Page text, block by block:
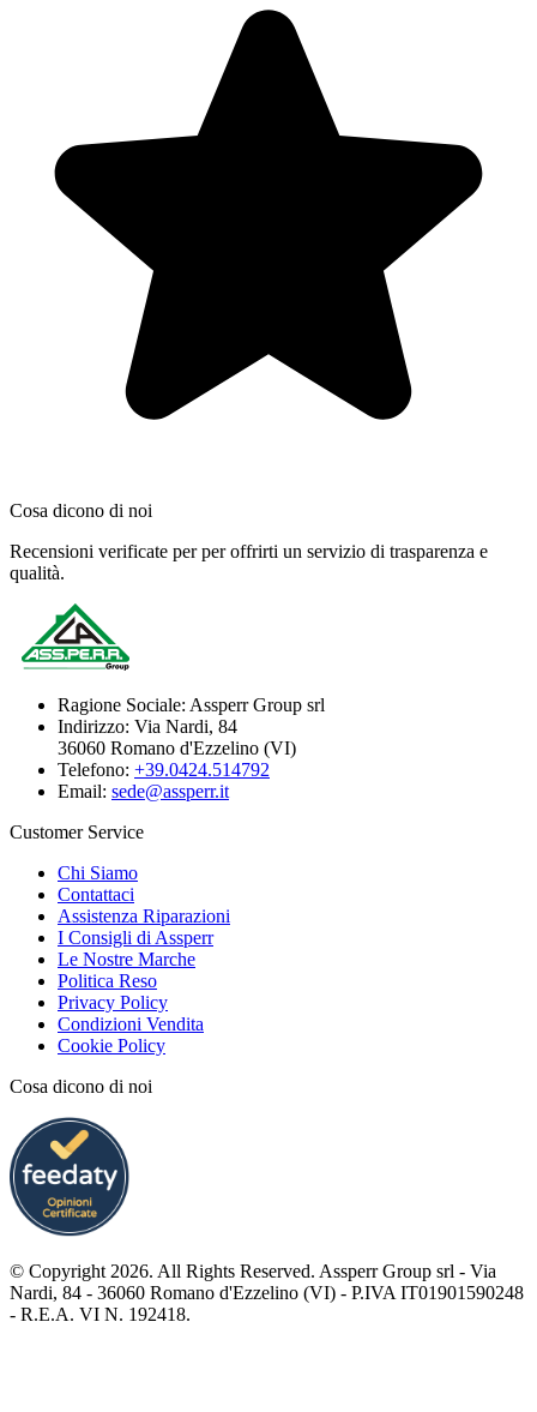
Cosa dicono di noi
Recensioni verificate per per offrirti un servizio di trasparenza e
qualità.
Ragione Sociale: Assperr Group srl
Indirizzo: Via Nardi, 84
36060 Romano d'Ezzelino (VI)
Telefono: +39.0424.514792
Email: sede@assperr.it
Customer Service
Chi Siamo
Contattaci
Assistenza Riparazioni
I Consigli di Assperr
Le Nostre Marche
Politica Reso
Privacy Policy
Condizioni Vendita
Cookie Policy
Cosa dicono di noi
© Copyright 2026. All Rights Reserved. Assperr Group srl - Via
Nardi, 84 - 36060 Romano d'Ezzelino (VI) - P.IVA IT01901590248
- R.E.A. VI N. 192418.